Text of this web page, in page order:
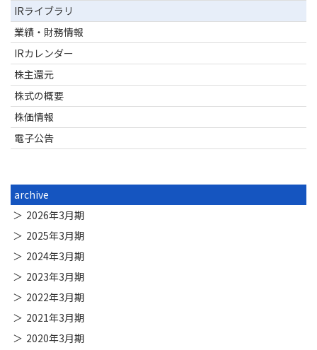
IRライブラリ
業績・財務情報
IRカレンダー
株主還元
株式の概要
株価情報
電子公告
archive
2026年3月期
2025年3月期
2024年3月期
2023年3月期
2022年3月期
2021年3月期
2020年3月期